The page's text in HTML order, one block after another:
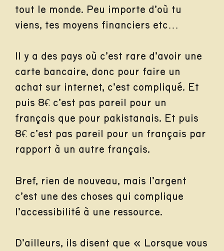
tout le monde. Peu importe d’où tu
viens, tes moyens financiers etc…
Il y a des pays où c’est rare d’avoir une
carte bancaire, donc pour faire un
achat sur internet, c’est compliqué. Et
puis 8€ c’est pas pareil pour un
français que pour pakistanais. Et puis
8€ c’est pas pareil pour un français par
rapport à un autre français.
Bref, rien de nouveau, mais l’argent
c’est une des choses qui complique
l’accessibilité à une ressource.
D’ailleurs, ils disent que « Lorsque vous